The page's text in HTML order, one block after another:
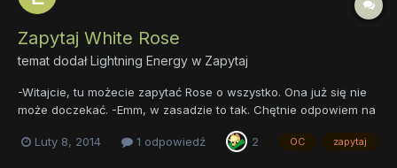
Zapytaj White Rose
temat dodałLightning Energy w Zapytaj
-Witajcie, tu możecie zapytać Rose o wszystko. Ona już się nie
może doczekać. -Emm, w zasadzie to tak. Chętnie odpowiem na
nic obawiać. -Ja się nie boję, tylko denerwuję. -Zobaczysz, na
Luty 8, 2014 1 odpowiedź 2 OC zapytaj